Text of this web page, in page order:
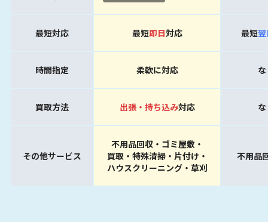
最短対応 最短即日対応 最短翌
時間指定 柔軟に対応
買取方法 出張・持ち込み対応
その他サービス
不用品回収・ゴミ屋敷・
買取・特殊清掃・片付け・
ハウスクリーニング・草刈
不用品